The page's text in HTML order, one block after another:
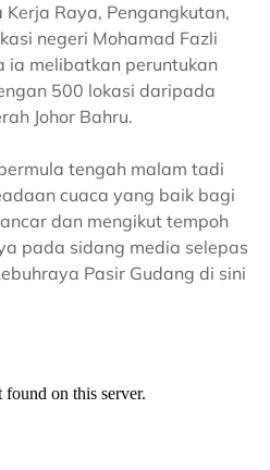
Raya, Pengangkutan,
negeri Mohamad Fazli
ia melibatkan peruntukan
500 lokasi daripada
Johor Bahru.
tengah malam tadi
cuaca yang baik bagi
dan mengikut tempoh
pada sidang media selepas
Pasir Gudang di sini